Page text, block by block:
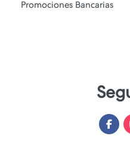
Promociones Bancarias